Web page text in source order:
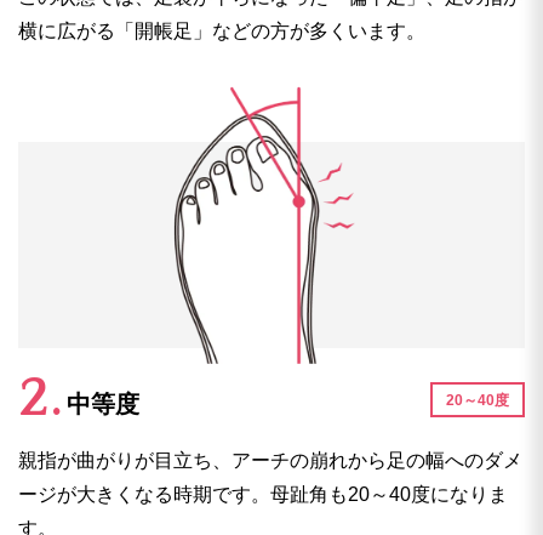
横に広がる「開帳足」などの方が多くいます。
中等度 20～40度
親指が曲がりが目立ち、アーチの崩れから足の幅へのダメ
ージが大きくなる時期です。母趾角も20～40度になりま
す。